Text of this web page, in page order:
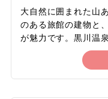
槃像」とも呼ばれて
雲海が見られること
大自然に囲まれた山
のある旅館の建物と
が魅力です。黒川温
館」で、30軒の旅館
館」と捉え、それぞ
なぐ小径は「渡り廊